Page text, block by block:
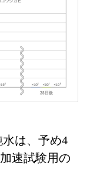
は、予め4
速試験用の